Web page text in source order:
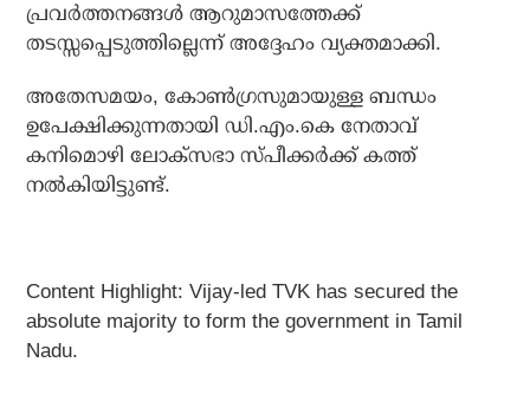
പ്രവര്‍ത്തനങ്ങള്‍ ആറുമാസത്തേക്ക്
തടസ്സപ്പെടുത്തില്ലെന്ന് അദ്ദേഹം വ്യക്തമാക്കി.
അതേസമയം, കോണ്‍ഗ്രസുമായുള്ള ബന്ധം
ഉപേക്ഷിക്കുന്നതായി ഡി.എം.കെ നേതാവ്
കനിമൊഴി ലോക്‌സഭാ സ്പീക്കര്‍ക്ക് കത്ത്
നല്‍കിയിട്ടുണ്ട്.
Content Highlight: Vijay-led TVK has secured the
absolute majority to form the government in Tamil
Nadu.